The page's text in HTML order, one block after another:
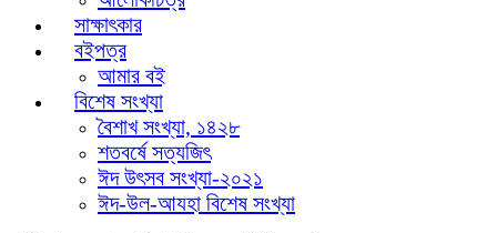
সাক্ষাৎকার
বইপত্র
আমার বই
বিশেষ সংখ্যা
বৈশাখ সংখ্যা, ১৪২৮
শতবর্ষে সত্যজিৎ
ঈদ উৎসব সংখ্যা-২০২১
ঈদ-উল-আযহা বিশেষ সংখ্যা